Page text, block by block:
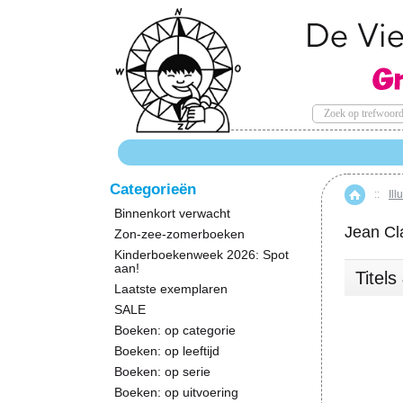
Home
::
Jean
Titels
Categorieën
Binnenkort verwacht
Zon-zee-zomerboeken
Kinderboekenweek 2026: Spot
aan!
Laatste exemplaren
SALE
Boeken: op categorie
Boeken: op leeftijd
Boeken: op serie
Boeken: op uitvoering